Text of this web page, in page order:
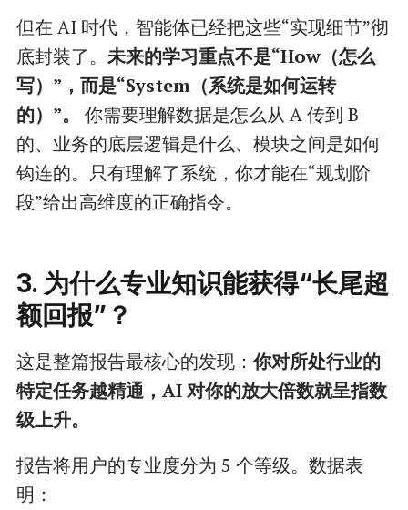
但在 AI 时代，智能体已经把这些“实现细节”彻
底封装了。 未来的学习重点不是“How（怎么
写）”，而是“System（系统是如何运转
的）”。
你需要理解数据是怎么从 A 传到 B
的、业务的底层逻辑是什么、模块之间是如何
钩连的。只有理解了系统，你才能在“规划阶
段”给出高维度的正确指令。
3. 为什么专业知识能获得“长尾超
额回报”？
这是整篇报告最核心的发现：你对所处行业的
特定任务越精通，AI 对你的放大倍数就呈指数
级上升。
报告将用户的专业度分为 5 个等级。数据表
明：